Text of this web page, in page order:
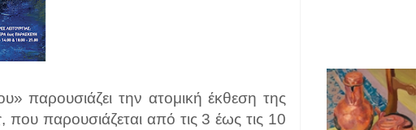
παρουσιάζει την ατομική έκθεση της
, που παρουσιάζεται από τις 3 έως τις 10